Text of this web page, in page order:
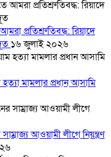
প্রতিশ্রুতিবদ্ধ: রিয়াদে
১৬ জুলাই ২০২৬
হত্যা মামলার প্রধান আসামি
আওয়ামী লীগে নিয়ন্ত্রণ